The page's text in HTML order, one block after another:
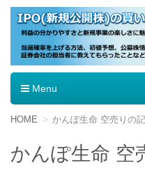
IPO（新規
Menu
コ
ン
HOME かんぽ生命 空売りの
かんぽ生命 空